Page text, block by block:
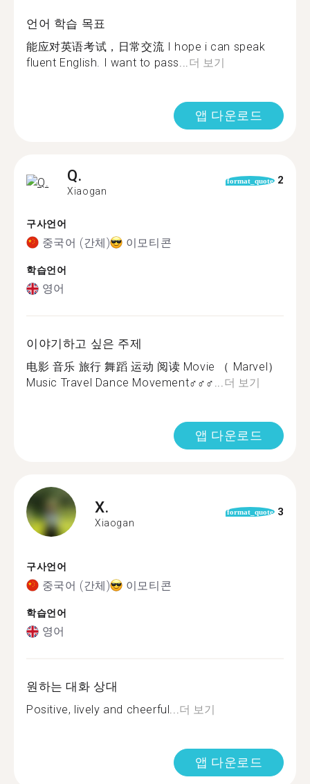
언어 학습 목표
能应对英语考试，日常交流 I hope i can speak
fluent English. I want to pass...더 보기
앱 다운로드
Q.
Xiaogan
format_quote 2
구사언어
중국어 (간체) 이모티콘
학습언어
영어
이야기하고 싶은 주제
电影 音乐 旅行 舞蹈 运动 阅读 Movie （ Marvel）
Music Travel Dance Movement‍♂️‍♂️‍♂️...더 보기
앱 다운로드
X.
Xiaogan
format_quote 3
구사언어
중국어 (간체) 이모티콘
학습언어
영어
원하는 대화 상대
Positive, lively and cheerful...더 보기
앱 다운로드